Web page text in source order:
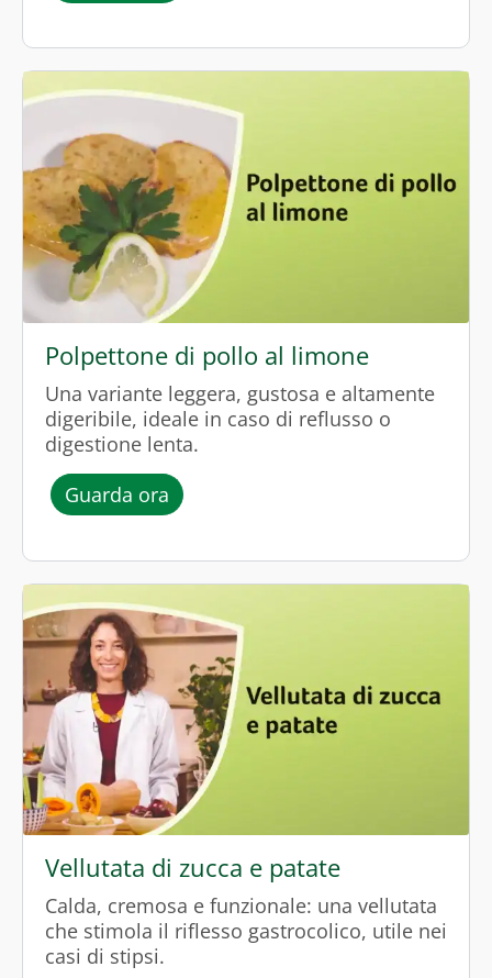
Polpettone di pollo al limone
Una variante leggera, gustosa e altamente
digeribile, ideale in caso di reflusso o
digestione lenta.
Guarda ora l’episodio “Polpettone di pollo al
Vellutata di zucca e patate
Calda, cremosa e funzionale: una vellutata
che stimola il riflesso gastrocolico, utile nei
casi di stipsi.